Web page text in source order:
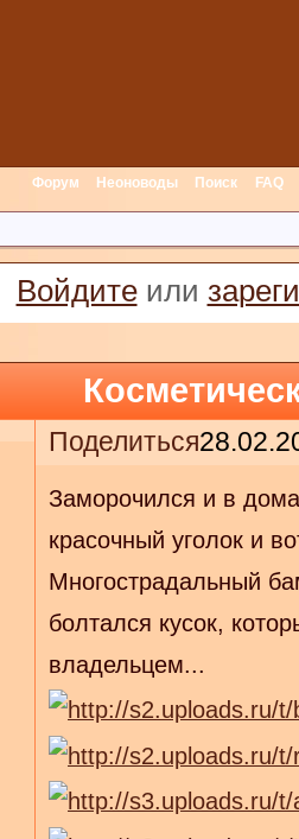
Форум Неоноводы Поиск FAQ
Войдитеили
Поделиться
Заморочился и в
красочный уголок и
Многострадальный
болтался кусок,
владельцем...